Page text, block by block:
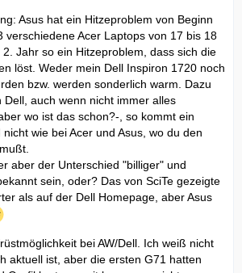
Asus hat ein Hitzeproblem von Beginn
verschiedene Acer Laptops von 17 bis 18
Jahr so ein Hitzeproblem, dass sich die
löst. Weder mein Dell Inspiron 1720 noch
bzw. werden sonderlich warm. Dazu
Dell, auch wenn nicht immer alles
wo ist das schon?-, so kommt ein
wie bei Acer und Asus, wo du den
aber der Unterschied "billiger" und
sein, oder? Das von SciTe gezeigte
als auf der Dell Homepage, aber Asus
bei AW/Dell. Ich weiß nicht
aktuell ist, aber die ersten G71 hatten